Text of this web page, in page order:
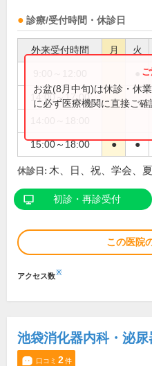
診療/受付時間・休診日
外来受付時間 月 火
14:00～17:00
15:00～18:00 ● ●
お盆(8月中旬)は休診・休
に必ず医療機関に直接ご確
休診日: 木、日、祝、学会、
初診・再診受付
この医院
アクセス数※
池袋消化器内科・泌
口コミ 2件